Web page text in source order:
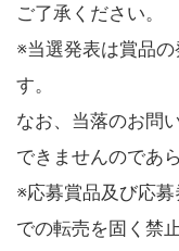
ご了承ください。
※当選発表は賞品
す。
なお、当落のお問
できませんのであ
※応募賞品及び応
での転売を固く禁